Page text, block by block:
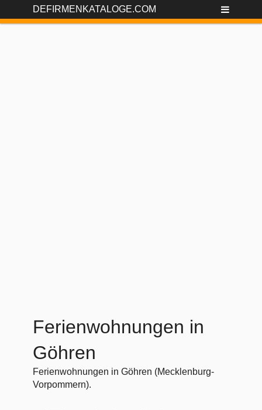
DEFIRMENKATALOGE.COM
Ferienwohnungen in
Göhren
Ferienwohnungen in Göhren (Mecklenburg-
Vorpommern).